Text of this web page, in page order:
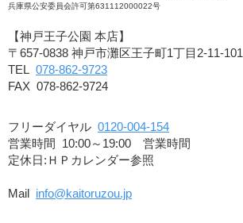
兵庫県公安委員会許可第631112000022号
【神戸王子公園 本店】
〒657-0838 神戸市灘区王子町1丁目2-11-101
TEL 078-862-9723
FAX 078-862-9724
フリーダイヤル 0120-004-154
営業時間 10:00～19:00 営業時間
定休日:ＨＰカレンダー参照
Mail info@kaitoruzou.jp